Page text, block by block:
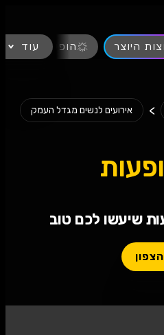
היוצר הופעות חיות
עוד
> אירועים לנשים מגדל העמק
שיעשו לכם טוב